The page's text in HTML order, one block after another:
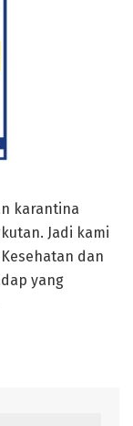
karantina
Jadi kami
dan
yang